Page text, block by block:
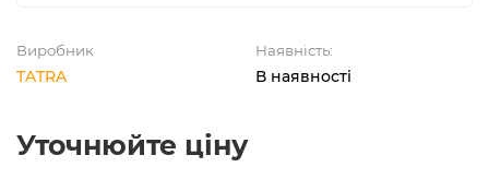
Виробник
TATRA
Наявність:
В наявності
Уточнюйте ціну